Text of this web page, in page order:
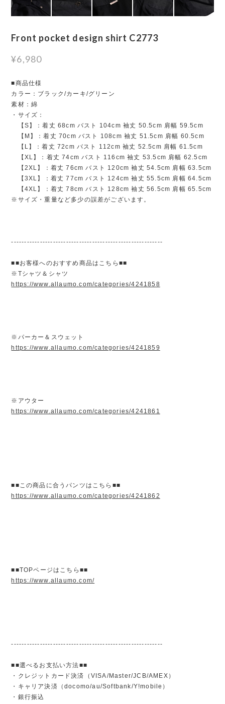
Front pocket design shirt C2773
¥6,980
■商品仕様
カラー：ブラック/カーキ/グリーン
素材：綿
・サイズ：
【S】：着丈 68cm バスト 104cm 袖丈 50.5cm 肩幅 59.5cm
【M】：着丈 70cm バスト 108cm 袖丈 51.5cm 肩幅 60.5cm
【L】：着丈 72cm バスト 112cm 袖丈 52.5cm 肩幅 61.5cm
【XL】：着丈 74cm バスト 116cm 袖丈 53.5cm 肩幅 62.5cm
【2XL】：着丈 76cm バスト 120cm 袖丈 54.5cm 肩幅 63.5cm
【3XL】：着丈 77cm バスト 124cm 袖丈 55.5cm 肩幅 64.5cm
【4XL】：着丈 78cm バスト 128cm 袖丈 56.5cm 肩幅 65.5cm
※サイズ・重量など多少の誤差がございます。
----------------------------------------------------------
■■お客様へのおすすめ商品はこちら■■
※Tシャツ＆シャツ
https://www.allaumo.com/categories/4241858
※パーカー＆スウェット
https://www.allaumo.com/categories/4241859
※アウター
https://www.allaumo.com/categories/4241861
■■この商品に合うパンツはこちら■■
https://www.allaumo.com/categories/4241862
■■TOPページはこちら■■
https://www.allaumo.com/
----------------------------------------------------------
■■選べるお支払い方法■■
・クレジットカード決済（VISA/Master/JCB/AMEX）
・キャリア決済（docomo/au/Softbank/Y!mobile）
・銀行振込